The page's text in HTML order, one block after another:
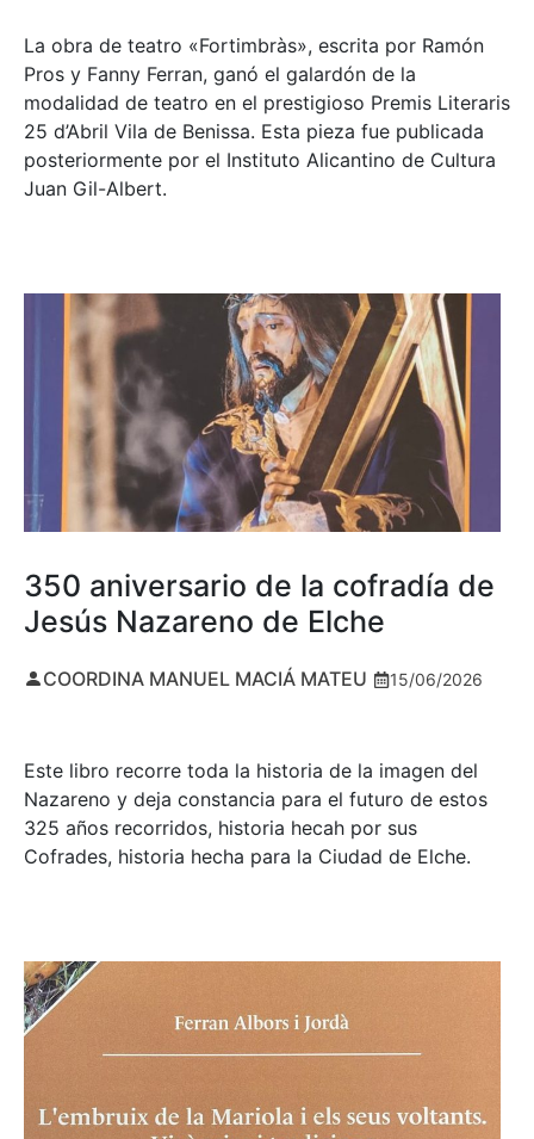
La obra de teatro «Fortimbràs», escrita por Ramón
Pros y Fanny Ferran, ganó el galardón de la
modalidad de teatro en el prestigioso Premis Literaris
25 d’Abril Vila de Benissa. Esta pieza fue publicada
posteriormente por el Instituto Alicantino de Cultura
Juan Gil-Albert.
350 aniversario de la cofradía de
Jesús Nazareno de Elche
COORDINA MANUEL MACIÁ MATEU 15/06/2026
Este libro recorre toda la historia de la imagen del
Nazareno y deja constancia para el futuro de estos
325 años recorridos, historia hecah por sus
Cofrades, historia hecha para la Ciudad de Elche.